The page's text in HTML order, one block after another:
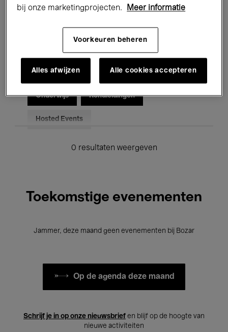
Jazz Klassieke Muziek Global Music
Voor iedereen Kids’ Palace
Onderwijs Rondleidingen
Hosted Events
0 resultaten weergeven
Toekomstige evenementen
Jammer, deze maand geen evenementen bij Bozar
Op de agenda deze maand
Schrijf je in op onze nieuwsbrief en blijf op de hoogte van
nieuwe activiteiten
bij onze marketingprojecten.
Meer informatie
Voorkeuren beheren
Alles afwijzen Alle cookies accepteren